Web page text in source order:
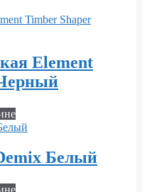
Element
Белый